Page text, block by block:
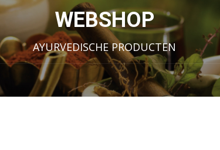
WEBSHOP
AYURVEDISCHE PRODUCTEN